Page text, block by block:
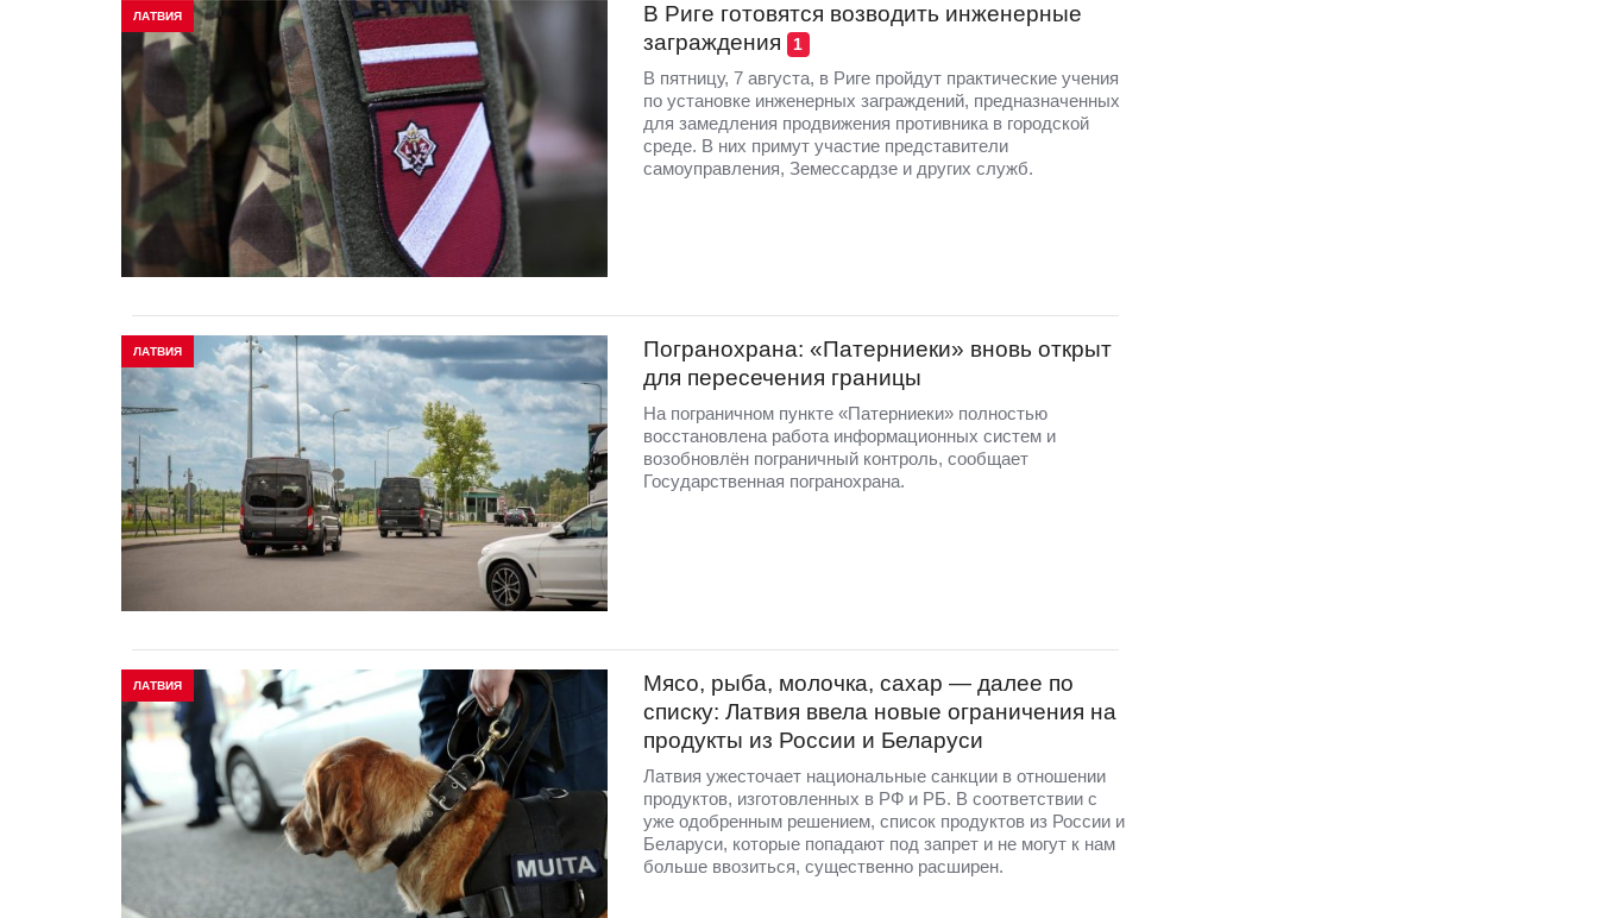
ЛАТВИЯ
В Риге готовятся возводить инженерные
заграждения
1
В пятницу, 7 августа, в Риге пройдут практические учения
по установке инженерных заграждений, предназначенных
для замедления продвижения противника в городской
среде. В них примут участие представители
самоуправления, Земессардзе и других служб.
ЛАТВИЯ
Погранохрана: «Патерниеки» вновь открыт
для пересечения границы
На пограничном пункте «Патерниеки» полностью
восстановлена работа информационных систем и
возобновлён пограничный контроль, сообщает
Государственная погранохрана.
ЛАТВИЯ
Мясо, рыба, молочка, сахар — далее по
списку: Латвия ввела новые ограничения на
продукты из России и Беларуси
Латвия ужесточает национальные санкции в отношении
продуктов, изготовленных в РФ и РБ. В соответствии с
уже одобренным решением, список продуктов из России и
Беларуси, которые попадают под запрет и не могут к нам
больше ввозиться, существенно расширен.